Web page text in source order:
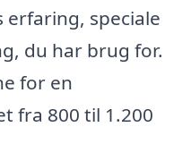
speciale
du har brug for.
for en
fra 800 til 1.200